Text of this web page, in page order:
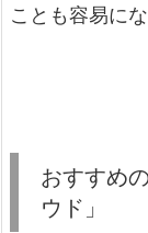
ことも容易にな
おすすめ
ウド」